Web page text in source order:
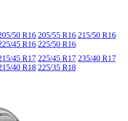
50 R16 205/55 R16 215/50 R16
45 R16 225/50 R16
45 R17 225/45 R17 235/40 R17
40 R18 225/35 R18